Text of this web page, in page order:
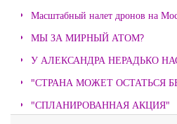
Масштабный налет дронов на
МЫ ЗА МИРНЫЙ АТОМ?
У АЛЕКСАНДРА НЕРАДЬКО
"СТРАНА МОЖЕТ ОСТАТЬСЯ
"СПЛАНИРОВАННАЯ АКЦИЯ"